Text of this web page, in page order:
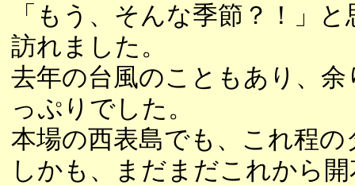
「もう、そんな季節？！」
訪れました。
去年の台風のこともあり、
っぷりでした。
本場の西表島でも、これ程
しかも、まだまだこれから